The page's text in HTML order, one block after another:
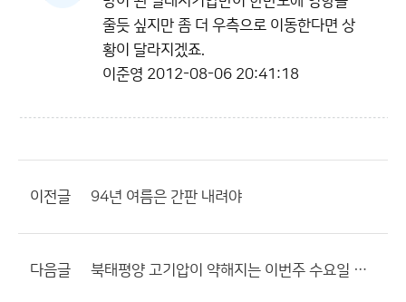
줄듯 싶지만 좀 더 우측으로 이동한다면 상
황이 달라지겠죠.
이준영 2012-08-06 20:41:18
이전글 94년 여름은 간판 내려야
다음글 북태평양 고기압이 약해지는 이번주 수요일 이후에 비구름이 자주.........